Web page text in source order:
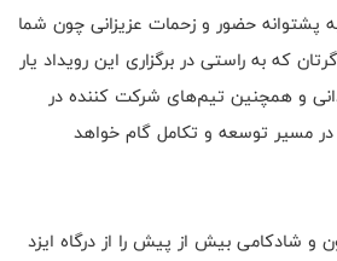
پشتوانه حضور و زحمات عزیزانی چون شما
که به راستی در برگزاری این رویداد یار
و همچنین تیم‌های شرکت کننده در
در مسیر توسعه و تکامل گام خواهد
و شادکامی بیش از پیش را از درگاه ایزد